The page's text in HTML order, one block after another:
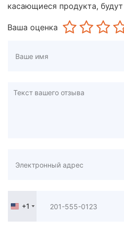
касающиеся продукта,
Ваша оценка
United
+1